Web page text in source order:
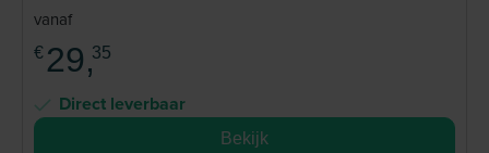
vanaf
€ 29,35
Direct leverbaar
Bekijk